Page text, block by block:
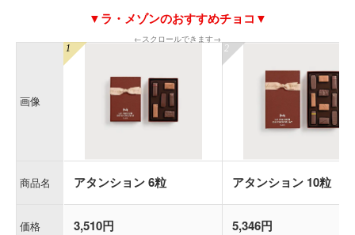
▼ラ・メゾンのおすすめチョコ▼
←スクロールできます→
画像
商品名 アタンション 6粒 アタンション 10粒
価格 3,510円 5,346円